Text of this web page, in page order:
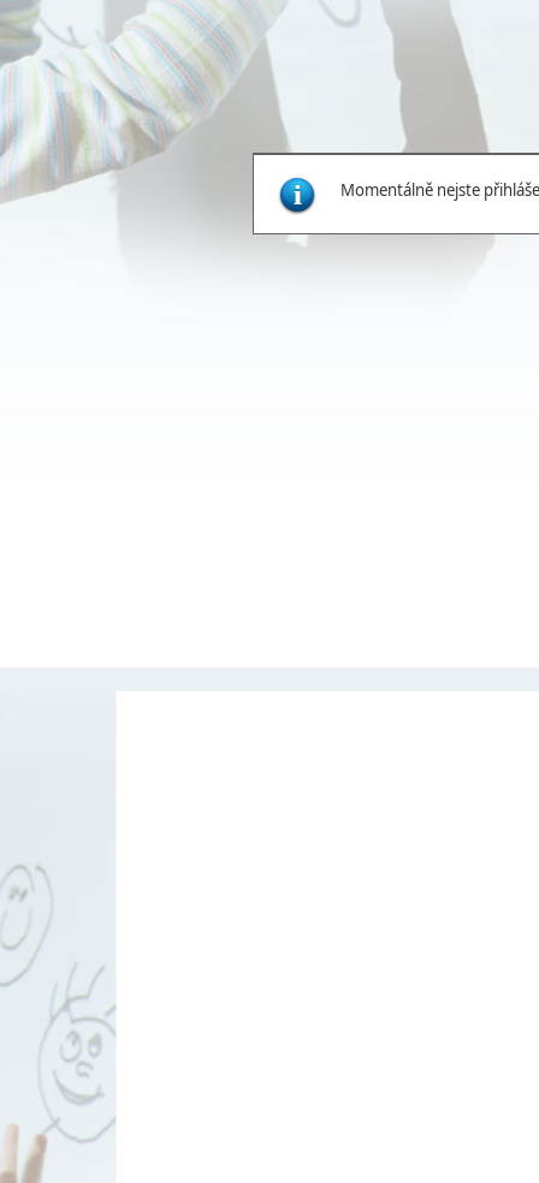
Momentálně nejste